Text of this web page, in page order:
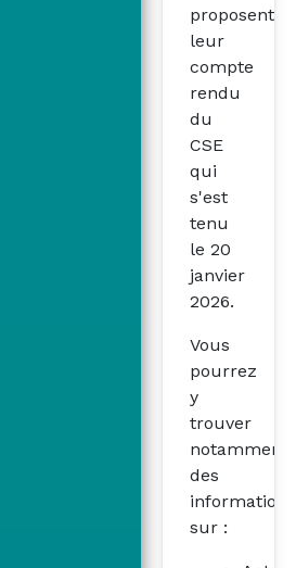
proposent
leur
compte
rendu
du
CSE
qui
s'est
tenu
le 20
janvier
2026.
Vous
pourrez
y
trouver
notamment
des
informations
sur :